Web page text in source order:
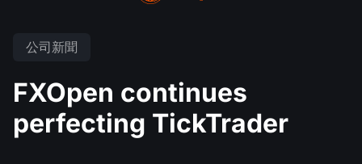
支付
存取款
交易工具
交易平臺
TickTrader
FXOpen App
經濟日曆
公司新聞
FXOpen continues
perfecting TickTrader